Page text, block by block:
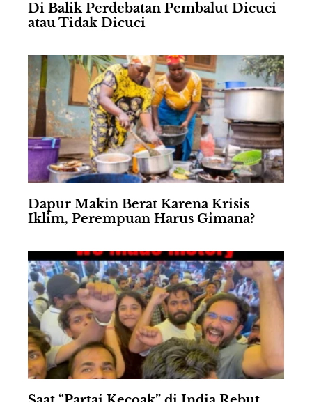
Di Balik Perdebatan Pembalut Dicuci
atau Tidak Dicuci
Dapur Makin Berat Karena Krisis
Iklim, Perempuan Harus Gimana?